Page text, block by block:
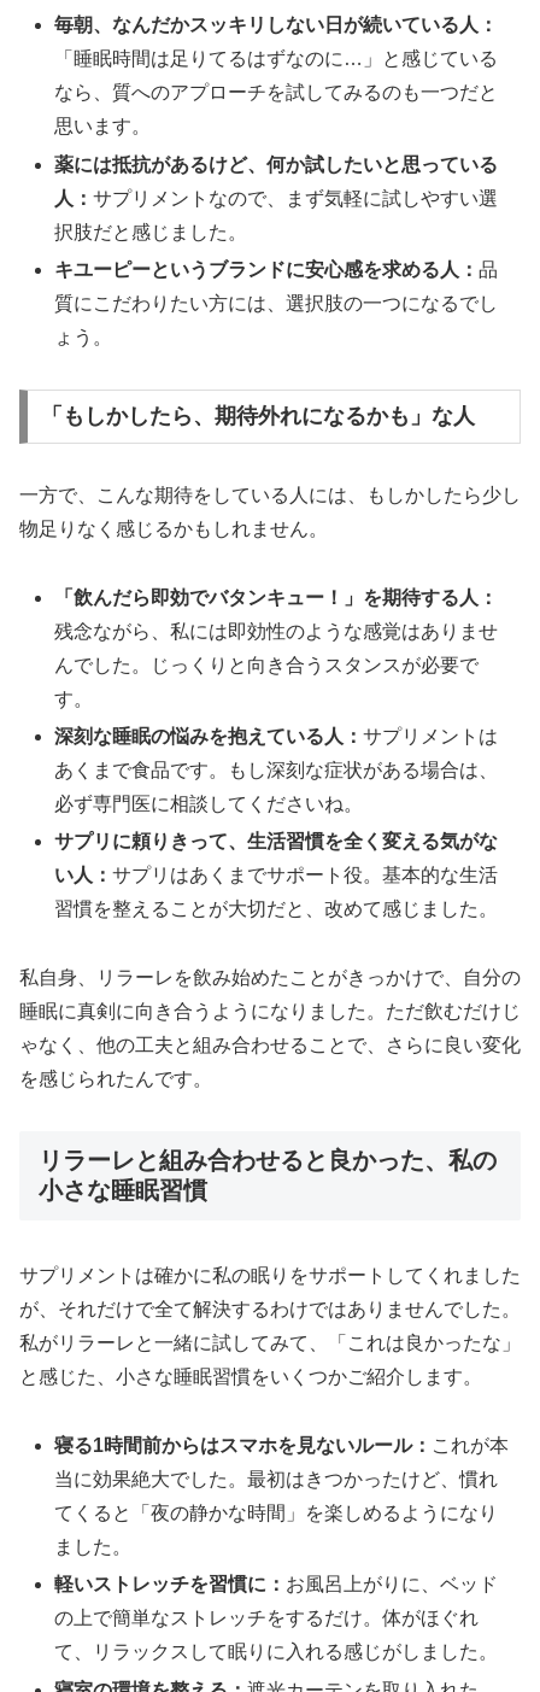
毎朝、なんだかスッキリしない日が続いている人：
「睡眠時間は足りてるはずなのに…」と感じている
なら、質へのアプローチを試してみるのも一つだと
思います。
薬には抵抗があるけど、何か試したいと思っている
人：サプリメントなので、まず気軽に試しやすい選
択肢だと感じました。
キユーピーというブランドに安心感を求める人：品
質にこだわりたい方には、選択肢の一つになるでし
ょう。
「もしかしたら、期待外れになるかも」な人
一方で、こんな期待をしている人には、もしかしたら少し
物足りなく感じるかもしれません。
「飲んだら即効でバタンキュー！」を期待する人：
残念ながら、私には即効性のような感覚はありませ
んでした。じっくりと向き合うスタンスが必要で
す。
深刻な睡眠の悩みを抱えている人：サプリメントは
あくまで食品です。もし深刻な症状がある場合は、
必ず専門医に相談してくださいね。
サプリに頼りきって、生活習慣を全く変える気がな
い人：サプリはあくまでサポート役。基本的な生活
習慣を整えることが大切だと、改めて感じました。
私自身、リラーレを飲み始めたことがきっかけで、自分の
睡眠に真剣に向き合うようになりました。ただ飲むだけじ
ゃなく、他の工夫と組み合わせることで、さらに良い変化
を感じられたんです。
リラーレと組み合わせると良かった、私の
小さな睡眠習慣
サプリメントは確かに私の眠りをサポートしてくれました
が、それだけで全て解決するわけではありませんでした。
私がリラーレと一緒に試してみて、「これは良かったな」
と感じた、小さな睡眠習慣をいくつかご紹介します。
寝る1時間前からはスマホを見ないルール： これが本
当に効果絶大でした。最初はきつかったけど、慣れ
てくると「夜の静かな時間」を楽しめるようになり
ました。
軽いストレッチを習慣に： お風呂上がりに、ベッド
の上で簡単なストレッチをするだけ。体がほぐれ
て、リラックスして眠りに入れる感じがしました。